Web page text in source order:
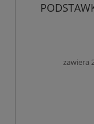
zawiera